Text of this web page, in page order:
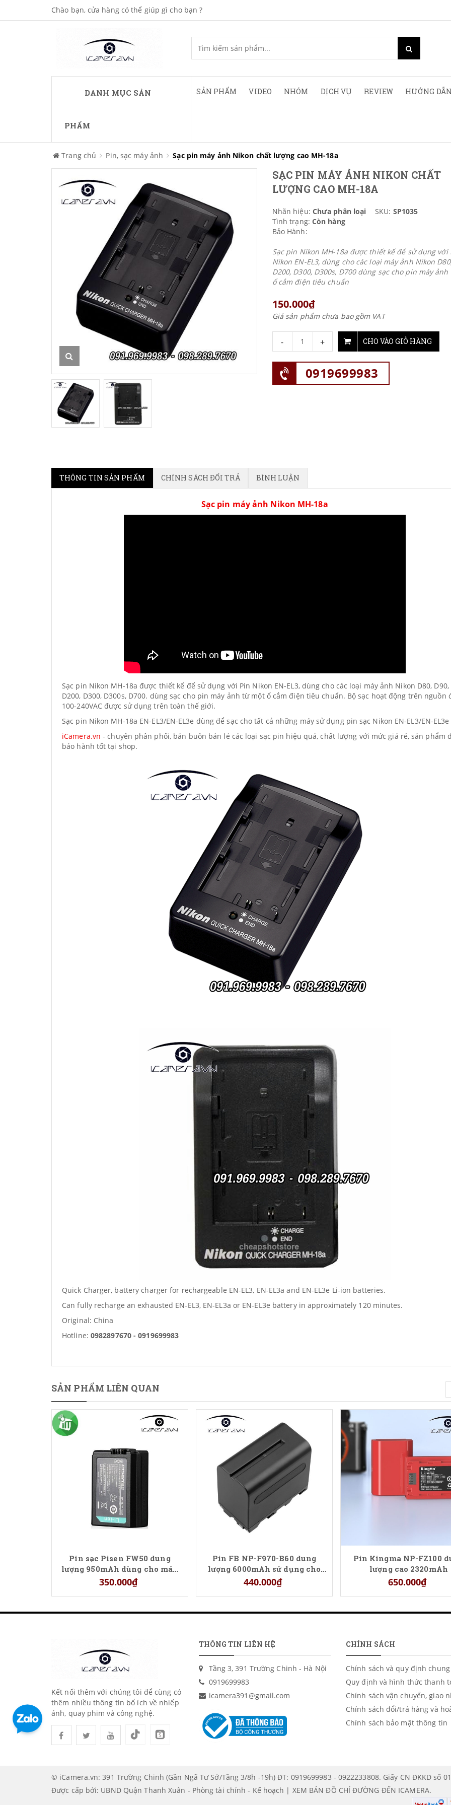
Chào bạn, cửa hàng có thể giúp gì cho bạn ?
DANH MỤC SẢN
PHẨM
SẢN PHẨM VIDEO NHÓM DỊCH VỤ REVIEW HƯỚNG
Trang chủ Pin, sạc máy ảnh Sạc pin máy ảnh Nikon chất lượng cao MH-18a
SẠC PIN MÁY ẢNH NIKON CHẤT
LƯỢNG CAO MH-18A
Nhãn hiệu: Chưa phân loại SKU: SP1035
Tình trạng: Còn hàng
Bảo Hành:
Sạc pin Nikon MH-18a được thiết kế để sử dụng với
Nikon EN-EL3, dùng cho các loại máy ảnh Nikon
D200, D300, D300s, D700 dùng sạc cho pin máy
ổ cắm điện tiêu chuẩn
150.000₫
Giá sản phẩm chưa bao gồm VAT
- + CHO VÀO GIỎ HÀNG
0919699983
THÔNG TIN SẢN PHẨM CHÍNH SÁCH ĐỔI TRẢ BÌNH LUẬN
Sạc pin máy ảnh Nikon MH-18a
Sạc pin Nikon MH-18a được thiết kế để sử dụng với Pin Nikon EN-EL3, dùng cho các loại máy ảnh Nikon D80, D90,
D200, D300, D300s, D700. dùng sạc cho pin máy ảnh từ một ổ cắm điện tiêu chuẩn. Bộ sạc hoạt động trên nguồn
100-240VAC được sử dụng trên toàn thế giới.
Sạc pin Nikon MH-18a EN-EL3/EN-EL3e dùng để sạc cho tất cả những máy sử dụng pin sạc Nikon EN-EL3/EN-EL3e
iCamera.vn - chuyên phân phối, bán buôn bán lẻ các loại sạc pin hiệu quả, chất lượng với mức giá rẻ, sản phẩm
bảo hành tốt tại shop.
Quick Charger, battery charger for rechargeable EN-EL3, EN-EL3a and EN-EL3e Li-ion batteries.
Can fully recharge an exhausted EN-EL3, EN-EL3a or EN-EL3e battery in approximately 120 minutes.
Original: China
Hotline: 0982897670 - 0919699983
SẢN PHẨM LIÊN QUAN
Pin sạc Pisen FW50 dung
lượng 950mAh dùng cho máy
ảnh Sony
350.000₫
Pin FB NP-F970-B60 dung
lượng 6000mAh sử dụng cho
các loại đèn LED quay phim
440.000₫
Pin Kingma NP-FZ100
lượng cao 2320mAh
650.000₫
Kết nối thêm với chúng tôi để cùng có
thêm nhiều thông tin bổ ích về nhiếp
ảnh, quay phim và công nghệ.
THÔNG TIN LIÊN HỆ
Tầng 3, 391 Trường Chinh - Hà Nội
0919699983
icamera391@gmail.com
CHÍNH SÁCH
Chính sách và quy định chung
Quy định và hình thức thanh
Chính sách vận chuyển, giao
Chính sách đổi/trả hàng và
Chính sách bảo mật thông tin
© iCamera.vn: 391 Trường Chinh (Gần Ngã Tư Sở/Tầng 3/8h -19h) ĐT: 0919699983 - 0922233808. Giấy CN ĐKKD số
Được cấp bởi: UBND Quận Thanh Xuân - Phòng tài chính - Kế hoạch | XEM BẢN ĐỒ CHỈ ĐƯỜNG ĐẾN ICAMERA.